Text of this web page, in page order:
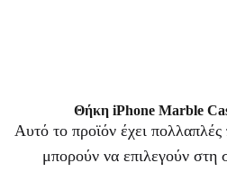
Θήκη iPhone Marble
Αυτό το προϊόν έχει
μπορούν να επιλεγούν στη